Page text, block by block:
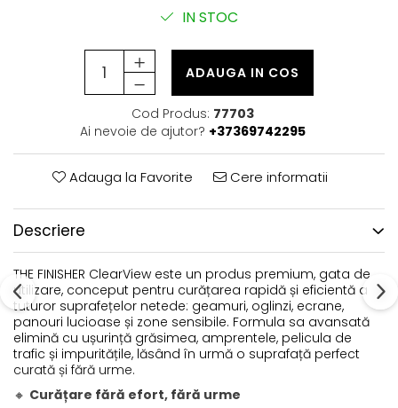
IN STOC
ADAUGA IN COS
Cod Produs: 77703
Ai nevoie de ajutor? +37369742295
Adauga la Favorite Cere informatii
Descriere
THE FINISHER ClearView este un produs premium, gata de
utilizare, conceput pentru curățarea rapidă și eficientă a
tuturor suprafețelor netede: geamuri, oglinzi, ecrane,
panouri lucioase și zone sensibile. Formula sa avansată
elimină cu ușurință grăsimea, amprentele, pelicula de
trafic și impuritățile, lăsând în urmă o suprafață perfect
curată și fără urme.
🔸 Curățare fără efort, fără urme